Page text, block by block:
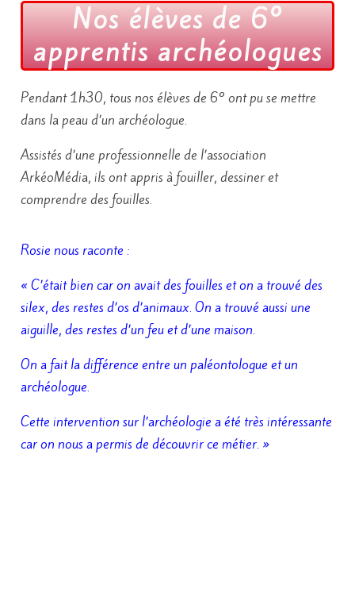
Nos élèves de 6°
apprentis archéologues
Pendant 1h30, tous nos élèves de 6° ont pu se mettre
dans la peau d’un archéologue.
Assistés d’une professionnelle de l’association
ArkéoMédia, ils ont appris à fouiller, dessiner et
comprendre des fouilles.
Rosie nous raconte :
« C’était bien car on avait des fouilles et on a trouvé des
silex, des restes d’os d’animaux. On a trouvé aussi une
aiguille, des restes d’un feu et d’une maison.
On a fait la différence entre un paléontologue et un
archéologue.
Cette intervention sur l’archéologie a été très intéressante
car on nous a permis de découvrir ce métier. »